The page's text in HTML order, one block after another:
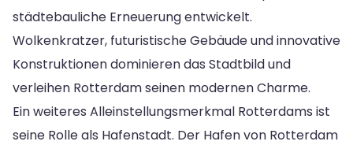
städtebauliche Erneuerung entwickelt.
Wolkenkratzer, futuristische Gebäude und innovative
Konstruktionen dominieren das Stadtbild und
verleihen Rotterdam seinen modernen Charme.
Ein weiteres Alleinstellungsmerkmal Rotterdams ist
seine Rolle als Hafenstadt. Der Hafen von Rotterdam